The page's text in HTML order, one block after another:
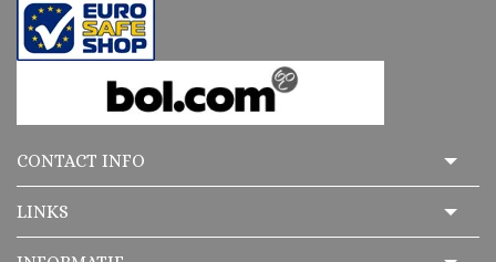
CONTACT INFO
LINKS